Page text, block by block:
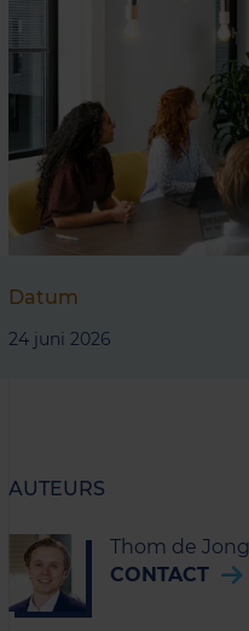
Datum
24 juni 2026
AUTEURS
Thom de Jong
CONTACT